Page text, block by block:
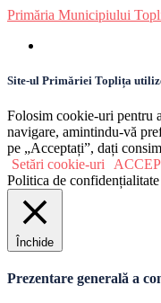
Primăria Municipiului
Site-ul Primăriei Toplița
Folosim cookie-uri pentru
navigare, amintindu-vă
pe „Acceptați”, dați
Setări cookie-uri
Politica de
Închide
Prezentare generală a